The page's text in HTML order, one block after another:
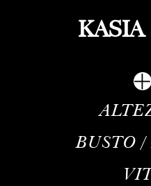
KASIA
BUSTO